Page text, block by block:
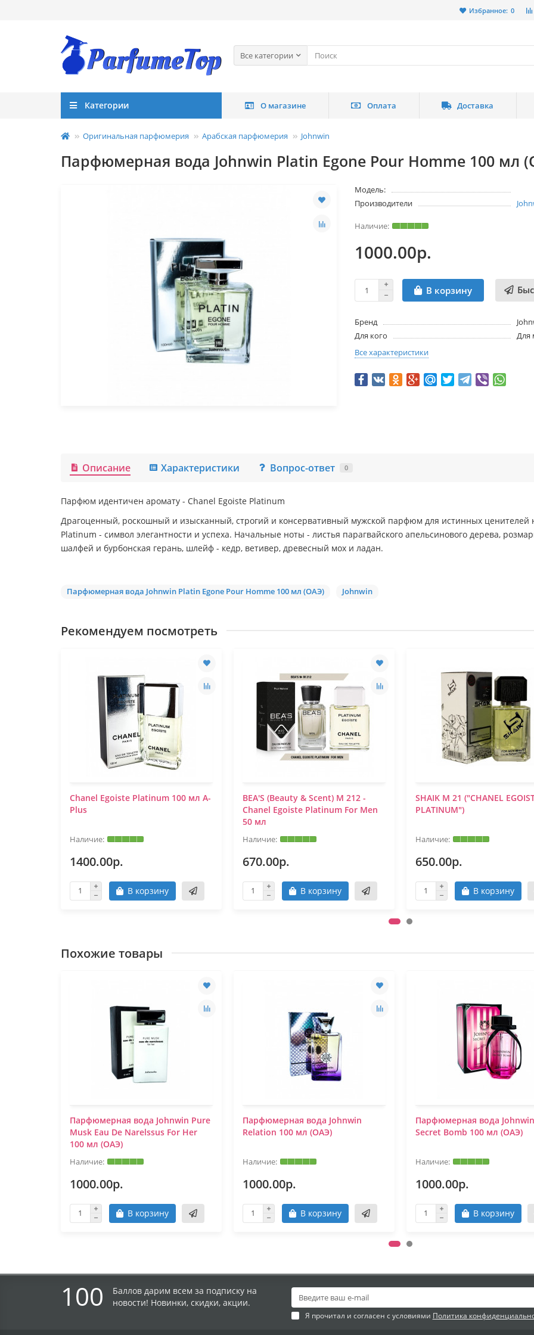
Избранное: 0
Все категории
Категории О магазине Оплата Доставка
Оригинальная парфюмерия Арабская парфюмерия Johnwin
Парфюмерная вода Johnwin Platin Egone Pour Homme 100 мл
Модель:
Производители
1000.00р.
В корзину
Бренд
Для кого
Для
Все характеристики
Описание Характеристики Вопрос-ответ 0
Парфюм идентичен аромату - Chanel Egoiste Platinum
Драгоценный, роскошный и изысканный, строгий и консервативный мужской парфюм для истинных ценителей
Platinum - символ элегантности и успеха. Начальные ноты - листья парагвайского апельсинового дерева,
шалфей и бурбонская герань, шлейф - кедр, ветивер, древесный мох и ладан.
Парфюмерная вода Johnwin Platin Egone Pour Homme 100 мл (ОАЭ) Johnwin
Рекомендуем посмотреть
Chanel Egoiste Platinum 100 мл A-
Plus
1400.00р.
В корзину
BEA'S (Beauty & Scent) M 212 -
Chanel Egoiste Platinum For Men
50 мл
670.00р.
В корзину
SHAIK M 21 ("CHANEL
PLATINUM")
650.00р.
В корзину
Похожие товары
Парфюмерная вода Johnwin Pure
Musk Eau De Narelssus For Her
100 мл (ОАЭ)
1000.00р.
В корзину
Парфюмерная вода Johnwin
Relation 100 мл (ОАЭ)
1000.00р.
В корзину
Парфюмерная вода Johnwin
Secret Bomb 100 мл (ОАЭ)
1000.00р.
В корзину
100
Баллов дарим всем за подписку на
новости! Новинки, скидки, акции.
Я прочитал и согласен с условиями Политика